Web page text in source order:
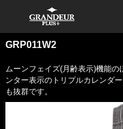
GRP011W2
ムーンフェイズ(月齢表示)機能
ンター表示のトリプルカレンダ
も抜群です。